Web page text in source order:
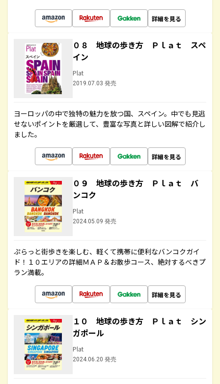
詳細を見る
０８ 地球の歩き方 Ｐｌａｔ スペ
イン
Plat
2019.07.03 発売
ヨーロッパの中で独特の魅力を放つ国、スペイン。中でも見逃
せないポイントを厳選して、豊富な写真と詳しい図解で紹介し
ました。
詳細を見る
０９ 地球の歩き方 Ｐｌａｔ バ
ンコク
Plat
2024.05.09 発売
ぷらっと街歩きを楽しむ、軽くて携帯に便利なバンコクガイ
ド！１０エリアの詳細ＭＡＰ＆お散歩コース、絶対するべきプ
ラン満載。
詳細を見る
１０ 地球の歩き方 Ｐｌａｔ シン
ガポール
Plat
2024.06.20 発売